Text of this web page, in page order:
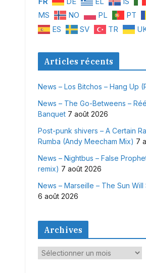
MS
NO PL PT
ES
SV TR
Articles récents
News – Los Bitchos – Hang Up
News – The Go-Betweens –
Banquet 7 août 2026
Post-punk shivers – A Certain
Rumba (Andy Meecham Mix) 7
News – Nightbus – False
remix) 7 août 2026
News – Marseille – The Sun Will
6 août 2026
Archives
A